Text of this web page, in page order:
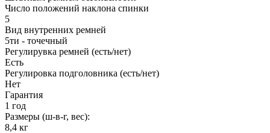
Число положений наклона спинки
5
Вид внутренних ремней
5ти - точечный
Регулирувка ремней (есть/нет)
Есть
Регулировка подголовника (есть/нет)
Нет
Гарантия
1 год
Размеры (ш-в-г, вес):
8,4 кг